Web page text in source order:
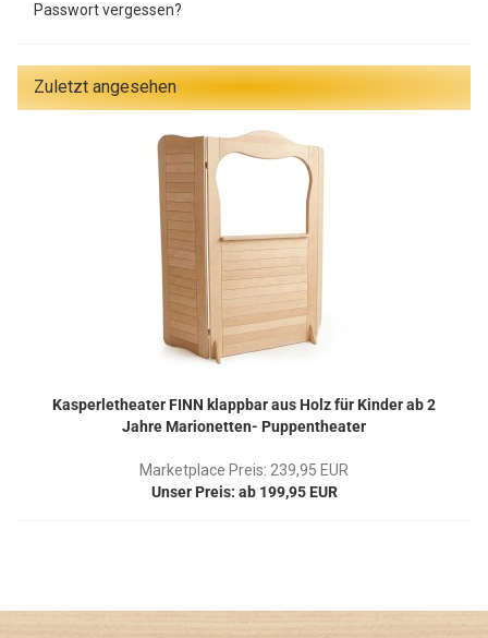
Passwort vergessen?
Zuletzt angesehen
Kasperletheater FINN klappbar aus Holz für Kinder ab 2
Jahre Marionetten- Puppentheater
Marketplace Preis: 239,95 EUR
Unser Preis: ab 199,95 EUR